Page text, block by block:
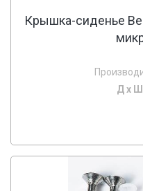
Крышка-сиденье
Д х Ш